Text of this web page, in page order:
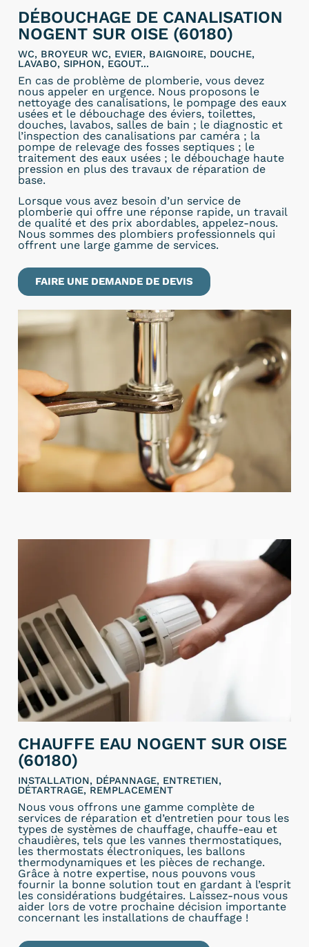
DÉBOUCHAGE DE CANALISATION
NOGENT SUR OISE (60180)
WC, BROYEUR WC, EVIER, BAIGNOIRE, DOUCHE,
LAVABO, SIPHON, EGOUT...
En cas de problème de plomberie, vous devez
nous appeler en urgence. Nous proposons le
nettoyage des canalisations, le pompage des eaux
usées et le débouchage des éviers, toilettes,
douches, lavabos, salles de bain ; le diagnostic et
l’inspection des canalisations par caméra ; la
pompe de relevage des fosses septiques ; le
traitement des eaux usées ; le débouchage haute
pression en plus des travaux de réparation de
base.
Lorsque vous avez besoin d’un service de
plomberie qui offre une réponse rapide, un travail
de qualité et des prix abordables, appelez-nous.
Nous sommes des plombiers professionnels qui
offrent une large gamme de services.
FAIRE UNE DEMANDE DE DEVIS
CHAUFFE EAU NOGENT SUR OISE
(60180)
INSTALLATION, DÉPANNAGE, ENTRETIEN,
DÉTARTRAGE, REMPLACEMENT
Nous vous offrons une gamme complète de
services de réparation et d’entretien pour tous les
types de systèmes de chauffage, chauffe-eau et
chaudières, tels que les vannes thermostatiques,
les thermostats électroniques, les ballons
thermodynamiques et les pièces de rechange.
Grâce à notre expertise, nous pouvons vous
fournir la bonne solution tout en gardant à l’esprit
les considérations budgétaires. Laissez-nous vous
aider lors de votre prochaine décision importante
concernant les installations de chauffage !